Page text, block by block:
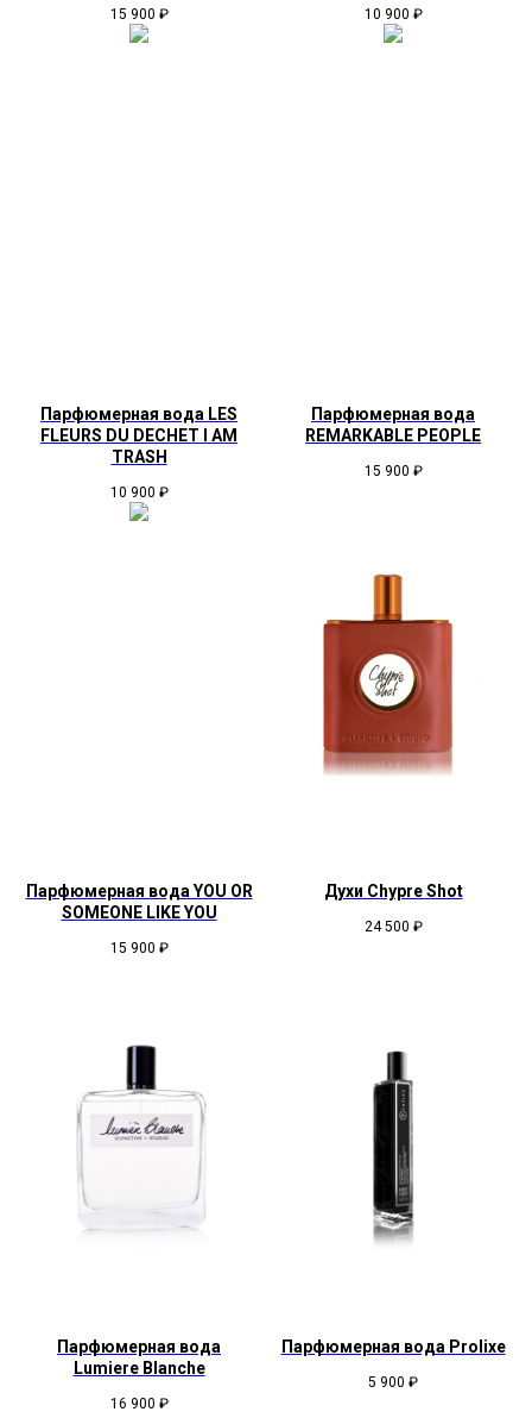
15 900 ₽ 10 900 ₽
Парфюмерная вода LES
FLEURS DU DECHET I AM
TRASH
10 900 ₽
Парфюмерная вода
REMARKABLE PEOPLE
15 900 ₽
Парфюмерная вода YOU OR
SOMEONE LIKE YOU
15 900 ₽
Духи Chypre Shot
24 500 ₽
Парфюмерная вода
Lumiere Blanche
16 900 ₽
Парфюмерная вода Prolixe
5 900 ₽